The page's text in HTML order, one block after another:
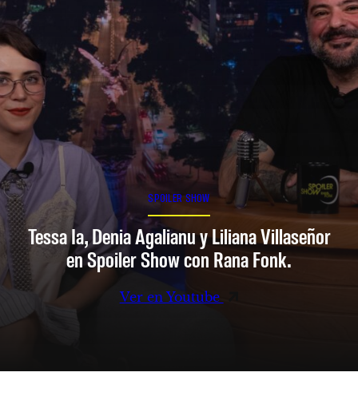
SPOILER SHOW
Tessa Ia, Denia Agalianu y Liliana Villaseñor
en Spoiler Show con Rana Fonk.
Ver en Youtube